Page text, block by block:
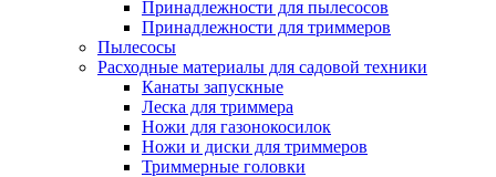
Принадлежности для пылесосов
Принадлежности для триммеров
Пылесосы
Расходные материалы для садовой техники
Канаты запускные
Леска для триммера
Ножи для газонокосилок
Ножи и диски для триммеров
Триммерные головки